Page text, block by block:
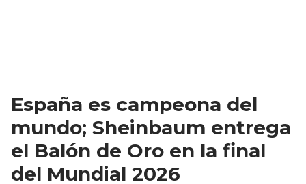
España es campeona del
mundo; Sheinbaum entrega
el Balón de Oro en la final
del Mundial 2026